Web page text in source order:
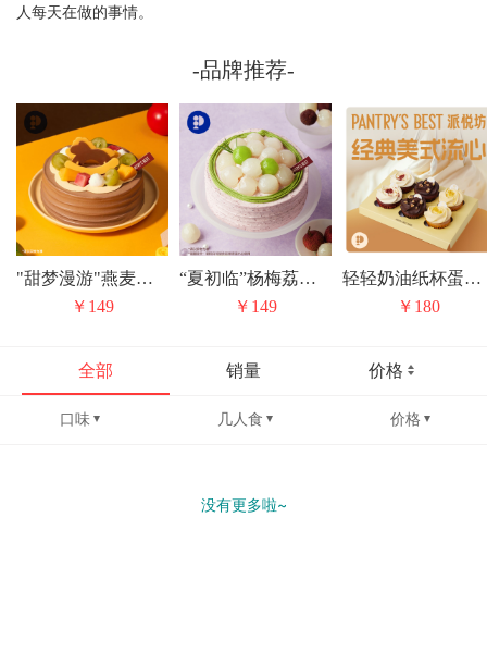
人每天在做的事情。
-品牌推荐-
"甜梦漫游"燕麦豆乳巧克力蛋糕
￥149
“夏初临”杨梅荔枝抹茶戚风蛋糕
￥149
轻轻奶油纸杯蛋糕礼盒
￥180
全部 销量 价格
口味 几人食 价格
没有更多啦~